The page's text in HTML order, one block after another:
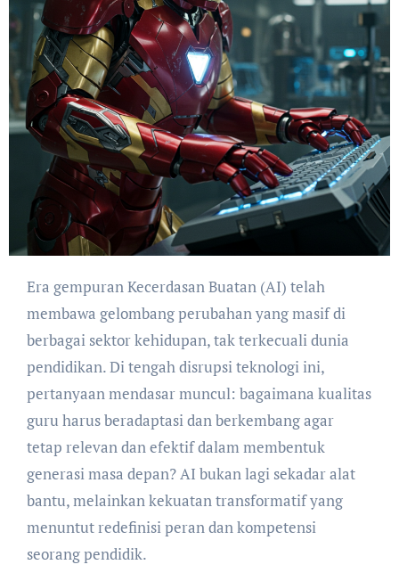
Era gempuran Kecerdasan Buatan (AI) telah
membawa gelombang perubahan yang masif di
berbagai sektor kehidupan, tak terkecuali dunia
pendidikan. Di tengah disrupsi teknologi ini,
pertanyaan mendasar muncul: bagaimana kualitas
guru harus beradaptasi dan berkembang agar
tetap relevan dan efektif dalam membentuk
generasi masa depan? AI bukan lagi sekadar alat
bantu, melainkan kekuatan transformatif yang
menuntut redefinisi peran dan kompetensi
seorang pendidik.